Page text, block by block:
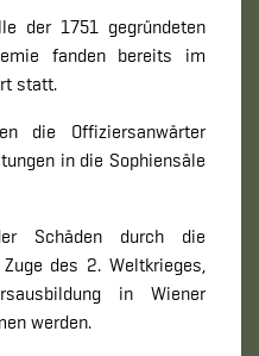
der 1751 gegründeten
fanden bereits im
statt.
die Offiziersanwärter
in die Sophiensäle
Schäden durch die
des 2. Weltkrieges,
in Wiener
werden.